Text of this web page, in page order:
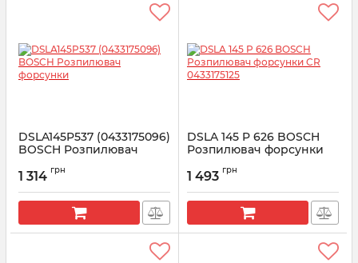
DSLA145P537 (0433175096)
BOSCH Розпилювач
Артикул:
1 314 грн
DSLA 145 P 626 BOSCH
Розпилювач форсунки
Артикул:
1 493 грн